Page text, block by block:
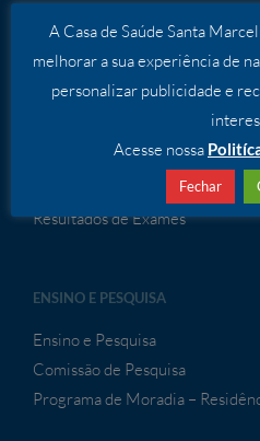
SERVIÇOS
Serviços Especializados
ATENDIMENTO À CONVÊNIOS
Atendimento a Convênios
Resultados de Exames
ENSINO E PESQUISA
Ensino e Pesquisa
Comissão de Pesquisa
Programa de Moradia –
A Casa de Saúde Santa
melhorar a sua experiência de
personalizar publicidade e
Acesse nossa
Fechar